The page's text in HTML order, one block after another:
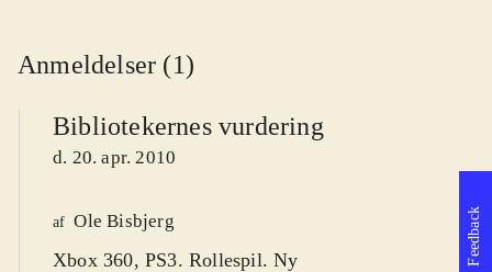
Anmeldelser (1)
Bibliotekernes vurdering
d. 20. apr. 2010
af Ole Bisbjerg
Xbox 360, PS3. Rollespil. Ny
Feedback